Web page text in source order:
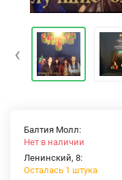
‹
Балтия Молл:
Нет в наличии
Ленинский, 8:
Осталась 1 штука